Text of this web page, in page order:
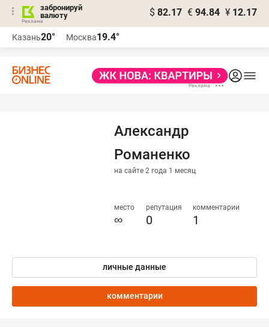
забронируй
валюту
$ 82.17 € 94.84 ¥ 12.17
Казань20° Москва19.4°
Александр
Романенко
на сайте 2 года 1 месяц
место
∞
репутация
0
комментарии
1
личные данные
комментарии